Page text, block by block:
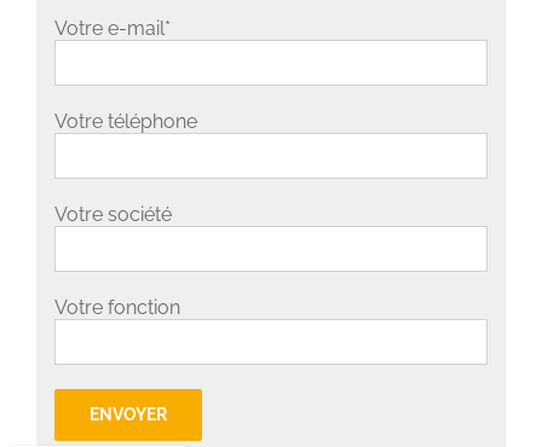
Votre e-mail*
Votre téléphone
Votre société
Votre fonction